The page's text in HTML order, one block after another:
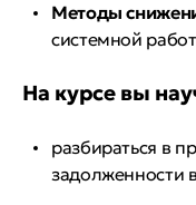
Методы
системной
На курсе вы
разбираться в
задолженности